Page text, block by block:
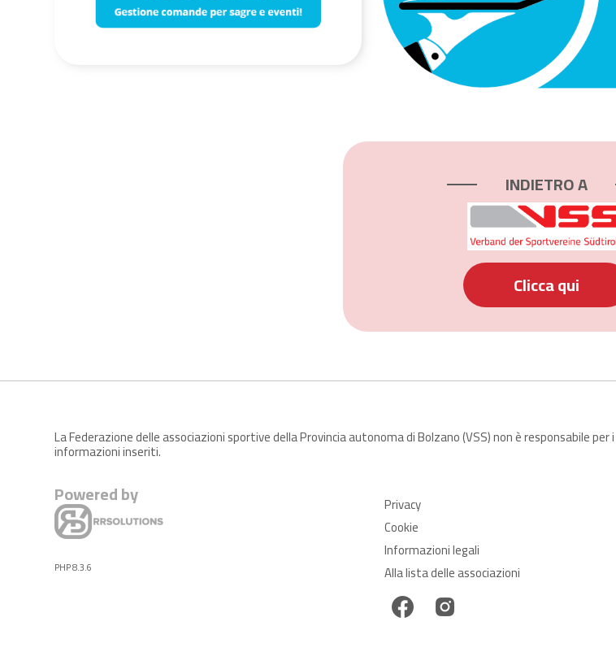
INDIETRO A
Clicca qui
La Federazione delle associazioni sportive della Provincia autonoma di Bolzano (VSS) non è responsabile
informazioni inseriti.
Powered by
PHP 8.3.6
Privacy
Cookie
Informazioni legali
Alla lista delle associazioni